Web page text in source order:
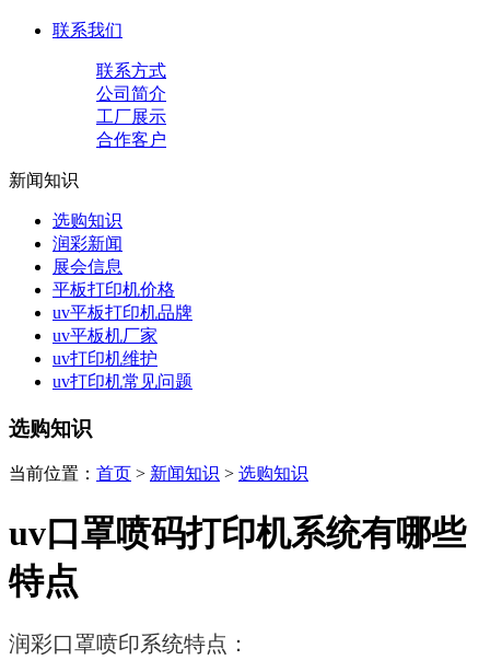
联系我们
联系方式
公司简介
工厂展示
合作客户
新闻知识
选购知识
润彩新闻
展会信息
平板打印机价格
uv平板打印机品牌
uv平板机厂家
uv打印机维护
uv打印机常见问题
选购知识
当前位置： 首页 > 新闻知识 > 选购知识
uv口罩喷码打印机系统有哪些
特点
润彩口罩喷印系统特点：